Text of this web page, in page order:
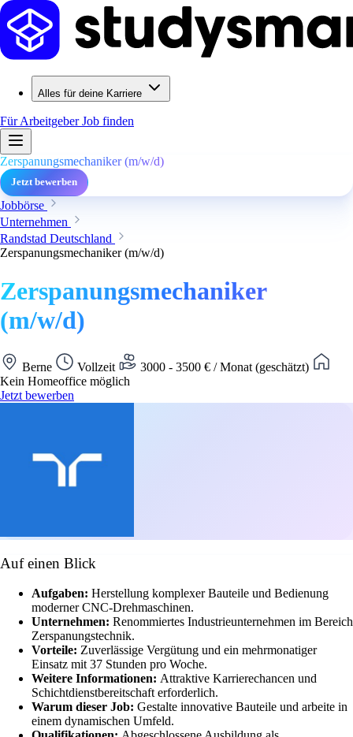
Alles für deine Karriere
Für ArbeitgeberJob finden
Zerspanungsmechaniker (m/w/d)
Jetzt bewerben
Jobbörse
Unternehmen
Randstad Deutschland
Zerspanungsmechaniker (m/w/d)
Zerspanungsmechaniker
(m/w/d)
Berne Vollzeit
3000 - 3500 € / Monat (geschätzt)
Kein Homeoffice möglich
Jetzt bewerben
Auf einen Blick
Aufgaben: Herstellung komplexer Bauteile und Bedienung
moderner CNC-Drehmaschinen.
Unternehmen: Renommiertes Industrieunternehmen im Bereich
Zerspanungstechnik.
Vorteile: Zuverlässige Vergütung und ein mehrmonatiger
Einsatz mit 37 Stunden pro Woche.
Weitere Informationen: Attraktive Karrierechancen und
Schichtdienstbereitschaft erforderlich.
Warum dieser Job: Gestalte innovative Bauteile und arbeite in
einem dynamischen Umfeld.